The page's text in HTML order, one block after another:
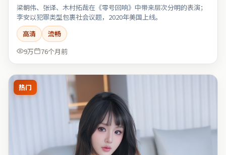
梁朝伟、张译、木村拓哉在《零号回响》中带来层次分明的表演；
李安以犯罪类型包裹社会议题，2020年美国上线。
高清
流畅
9万
76个月前
热门